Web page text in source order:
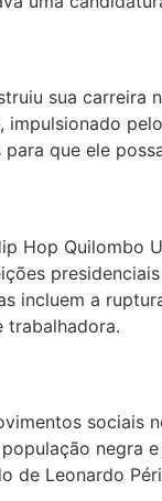
sua
que ele
Hop Quilombo
incluem a
trabalhadora.
sociais
negra
de Leonardo